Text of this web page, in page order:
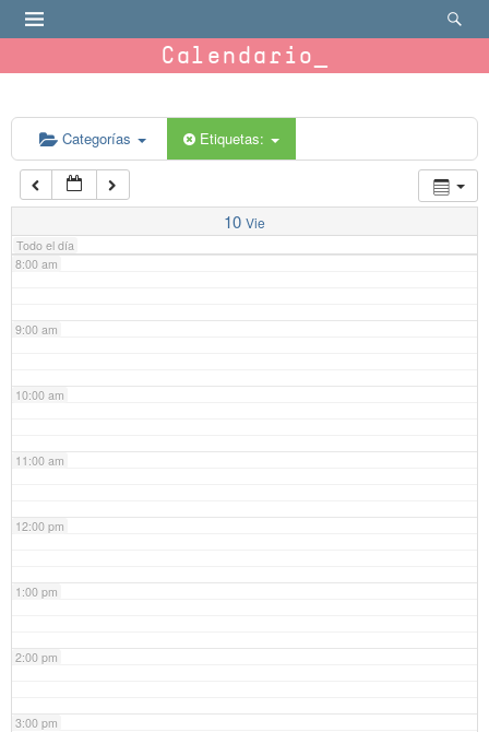
Calendario
Categorías Etiquetas:
10 Vie
Todo el día
6:00 am
7:00 am
8:00 am
9:00 am
10:00 am
11:00 am
12:00 pm
1:00 pm
2:00 pm
3:00 pm